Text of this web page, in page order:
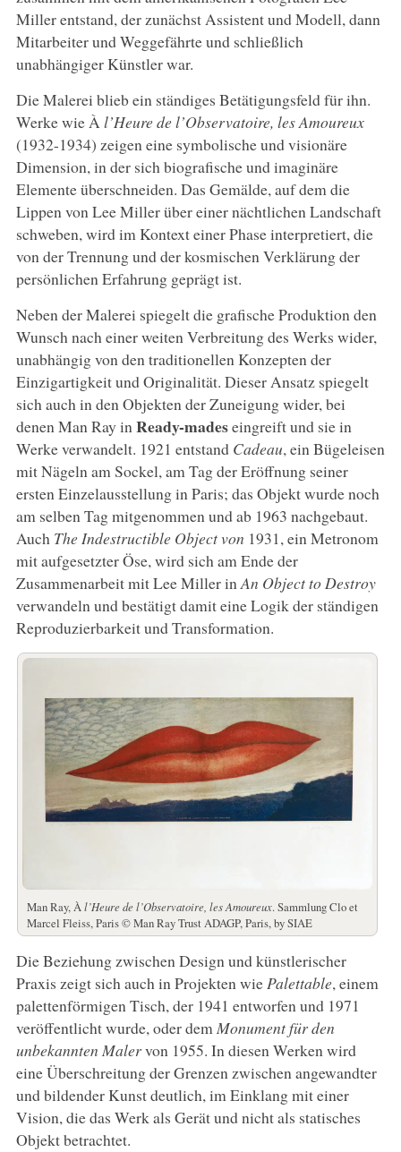
Miller entstand, der zunächst Assistent und Modell, dann
Mitarbeiter und Weggefährte und schließlich
unabhängiger Künstler war.
Die Malerei blieb ein ständiges Betätigungsfeld für ihn.
Werke wie Àl’Heure de l’Observatoire, les Amoureux
(1932-1934) zeigen eine symbolische und visionäre
Dimension, in der sich biografische und imaginäre
Elemente überschneiden. Das Gemälde, auf dem die
Lippen von Lee Miller über einer nächtlichen Landschaft
schweben, wird im Kontext einer Phase interpretiert, die
von der Trennung und der kosmischen Verklärung der
persönlichen Erfahrung geprägt ist.
Neben der Malerei spiegelt die grafische Produktion den
Wunsch nach einer weiten Verbreitung des Werks wider,
unabhängig von den traditionellen Konzepten der
Einzigartigkeit und Originalität. Dieser Ansatz spiegelt
sich auch in den Objekten der Zuneigung wider, bei
denen Man Ray inReady-madeseingreift und sie in
Werke verwandelt. 1921 entstand Cadeau, ein Bügeleisen
mit Nägeln am Sockel, am Tag der Eröffnung seiner
ersten Einzelausstellung in Paris; das Objekt wurde noch
am selben Tag mitgenommen und ab 1963 nachgebaut.
Auch The Indestructible Object von 1931, ein Metronom
mit aufgesetzter Öse, wird sich am Ende der
Zusammenarbeit mit Lee Miller inAn Object to Destroy
verwandeln und bestätigt damit eine Logik der ständigen
Reproduzierbarkeit und Transformation.
Man Ray, Àl’Heure de l’Observatoire, les Amoureux. Sammlung Clo et
Marcel Fleiss, Paris © Man Ray Trust ADAGP, Paris, by SIAE
Die Beziehung zwischen Design und künstlerischer
Praxis zeigt sich auch in Projekten wiePalettable, einem
palettenförmigen Tisch, der 1941 entworfen und 1971
veröffentlicht wurde, oder demMonument für den
unbekannten Malervon 1955. In diesen Werken wird
eine Überschreitung der Grenzen zwischen angewandter
und bildender Kunst deutlich, im Einklang mit einer
Vision, die das Werk als Gerät und nicht als statisches
Objekt betrachtet.